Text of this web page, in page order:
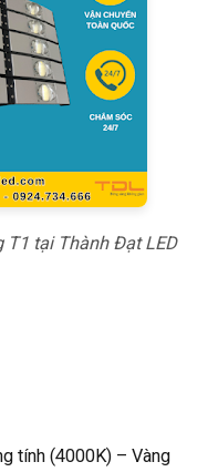
T1 tại Thành Đạt LED
tính (4000K) – Vàng